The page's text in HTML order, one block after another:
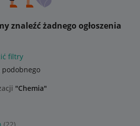
znaleźć żadnego ogłoszenia
filtry
podobnego
"Chemia"